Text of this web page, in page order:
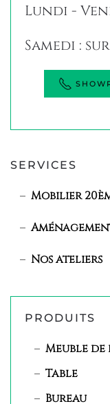
Lundi -
Samedi :
SERVICES
Mobilier
Nos ateliers
PRODUITS
Meuble
Table
Bureau